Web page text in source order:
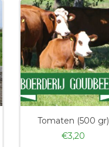
Tomaten (500 gr)
€3,20